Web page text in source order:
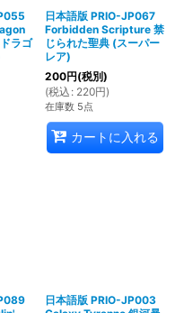
ラゴ
日本語版 PRIO-JP067
Forbidden Scripture 禁
じられた聖典 (スーパー
レア)
200円(税別)
(税込 : 220円)
在庫数 5点
カートに入れる
日本語版 PRIO-JP003